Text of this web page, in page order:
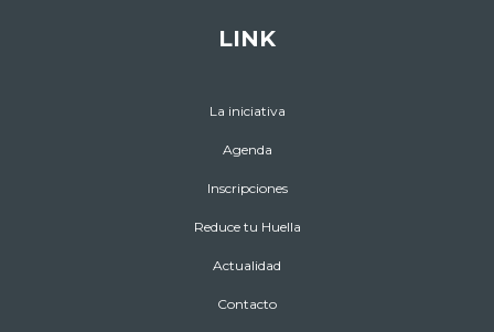
LINK
La iniciativa
Agenda
Inscripciones
Reduce tu Huella
Actualidad
Contacto